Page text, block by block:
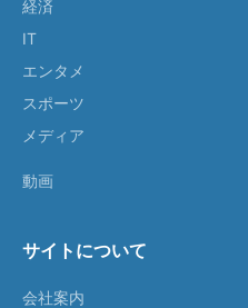
経済
IT
エンタメ
スポーツ
メディア
動画
サイトについて
会社案内